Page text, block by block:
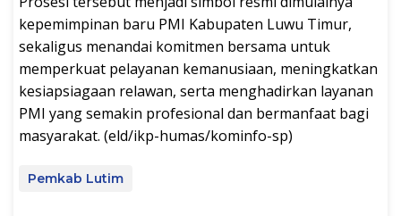
kepemimpinan baru PMI Kabupaten Luwu Timur,
sekaligus menandai komitmen bersama untuk
memperkuat pelayanan kemanusiaan, meningkatkan
kesiapsiagaan relawan, serta menghadirkan layanan
PMI yang semakin profesional dan bermanfaat bagi
masyarakat. (eld/ikp-humas/kominfo-sp)
Pemkab Lutim